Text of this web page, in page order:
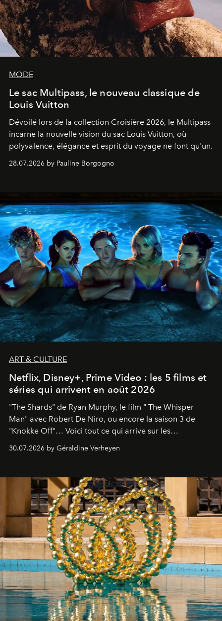
MODE
Le sac Multipass, le nouveau classique de
Louis Vuitton
Dévoilé lors de la collection Croisière 2026, le Multipass
incarne la nouvelle vision du sac Louis Vuitton, où
polyvalence, élégance et esprit du voyage ne font qu'un.
28.07.2026 by Pauline Borgogno
ART & CULTURE
Netflix, Disney+, Prime Video : les 5 films et
séries qui arrivent en août 2026
"The Shards" de Ryan Murphy, le film " The Whisper
Man" avec Robert De Niro, ou encore la saison 3 de
"Knokke Off"… Voici tout ce qui arrive sur les
plateformes de streaming en août 2026.
30.07.2026 by Géraldine Verheyen